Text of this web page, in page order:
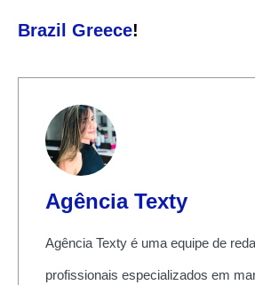
Brazil Greece!
Agência Texty
Agência Texty é uma equipe de
profissionais especializados em